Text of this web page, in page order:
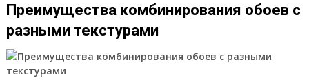
Преимущества комбинирования обоев с
разными текстурами